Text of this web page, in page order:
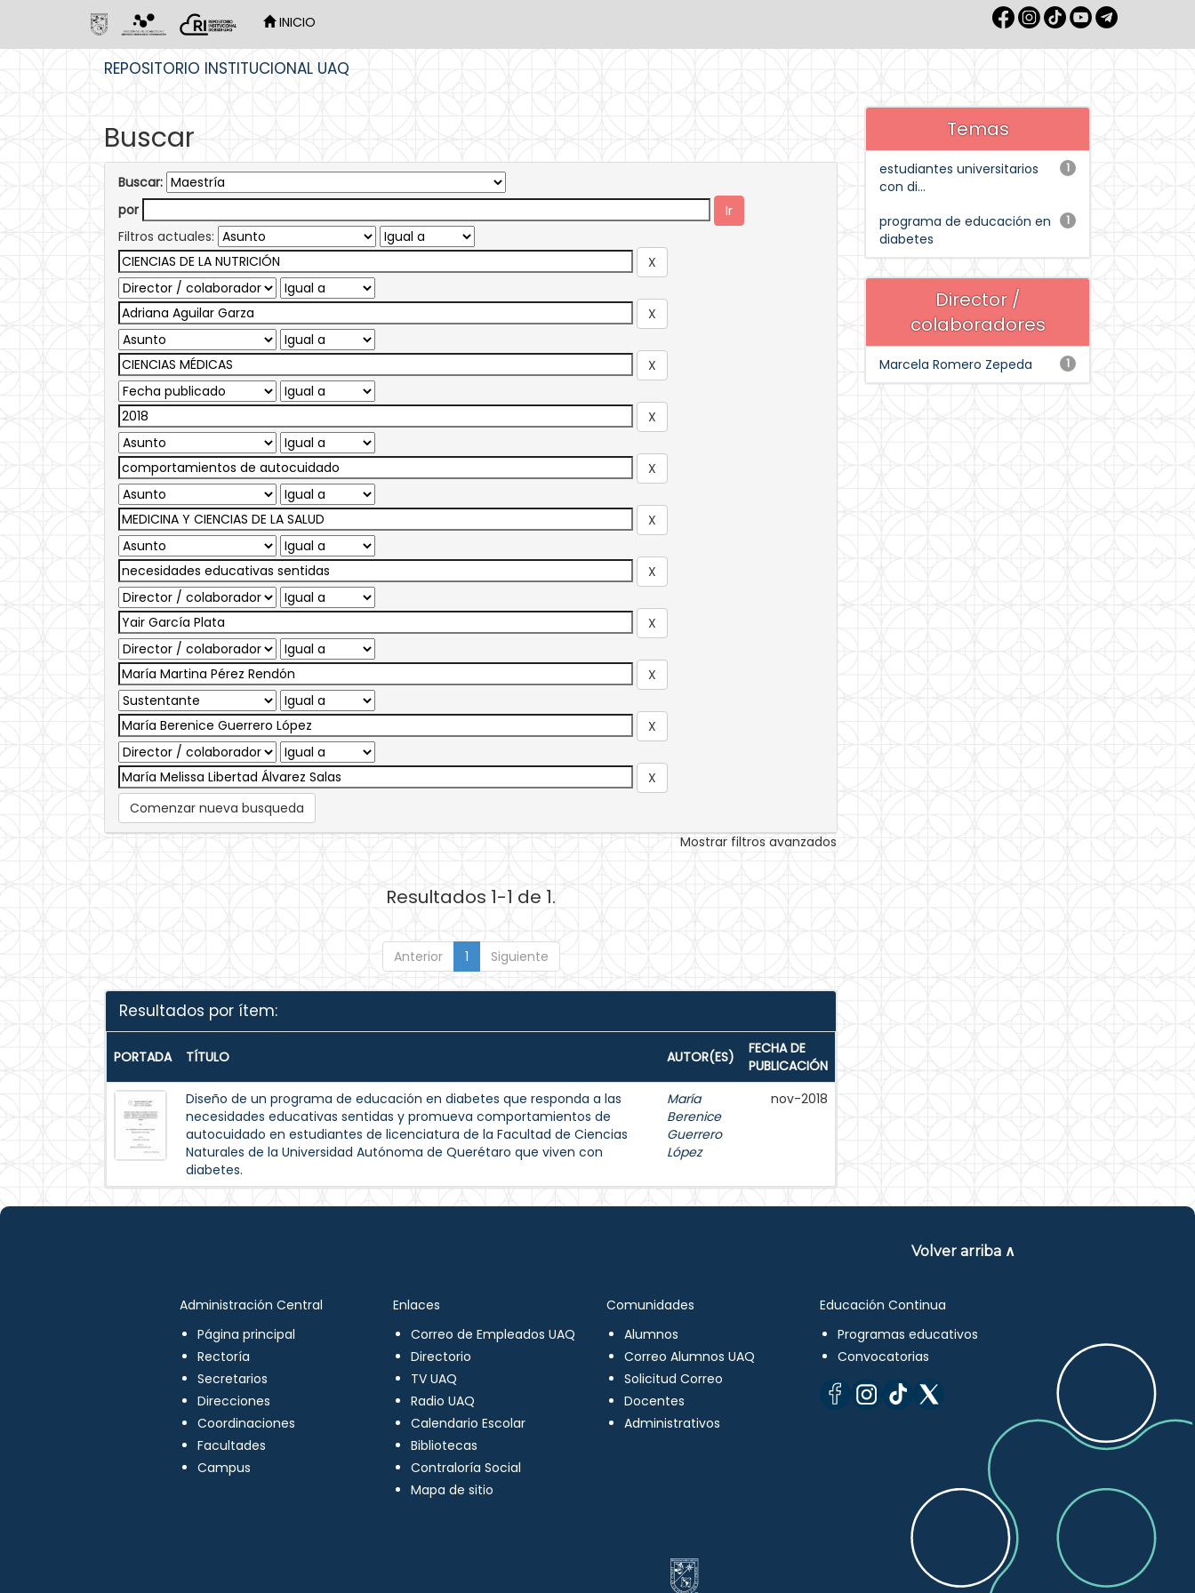
INICIO
REPOSITORIO INSTITUCIONAL UAQ
Buscar
Buscar:
por
Filtros actuales:
Comenzar nueva busqueda
Mostrar filtros avanzados
Resultados 1-1 de 1.
Anterior 1 Siguiente
Resultados por ítem:
PORTADA TÍTULO AUTOR(ES)
FECHA DE
PUBLICACIÓN
Diseño de un programa de educación en diabetes que responda a las
necesidades educativas sentidas y promueva comportamientos de
autocuidado en estudiantes de licenciatura de la Facultad de Ciencias
Naturales de la Universidad Autónoma de Querétaro que viven con
diabetes.
María
Berenice
Guerrero
López
nov-2018
Temas
1
estudiantes universitarios
con di...
1
programa de educación en
diabetes
Director /
colaboradores
1
Marcela Romero Zepeda
Volver arriba ∧
Administración Central
Página principal
Rectoría
Secretarios
Direcciones
Coordinaciones
Facultades
Campus
Enlaces
Correo de Empleados UAQ
Directorio
TV UAQ
Radio UAQ
Calendario Escolar
Bibliotecas
Contraloría Social
Mapa de sitio
Comunidades
Alumnos
Correo Alumnos UAQ
Solicitud Correo
Docentes
Administrativos
Educación Continua
Programas educativos
Convocatorias